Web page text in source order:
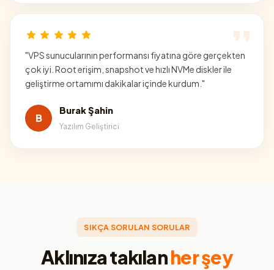
"VPS sunucularının performansı fiyatına göre gerçekten
çok iyi. Root erişim, snapshot ve hızlı NVMe diskler ile
geliştirme ortamımı dakikalar içinde kurdum. "
B
Burak Şahin
Yazılım Geliştirici
SIKÇA SORULAN SORULAR
Aklınıza takılanher şey